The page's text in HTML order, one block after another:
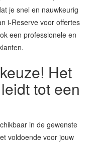
je snel en nauwkeurig
i-Reserve voor offertes
een professionele en
Het
tot een
in de gewenste
voldoende voor jouw